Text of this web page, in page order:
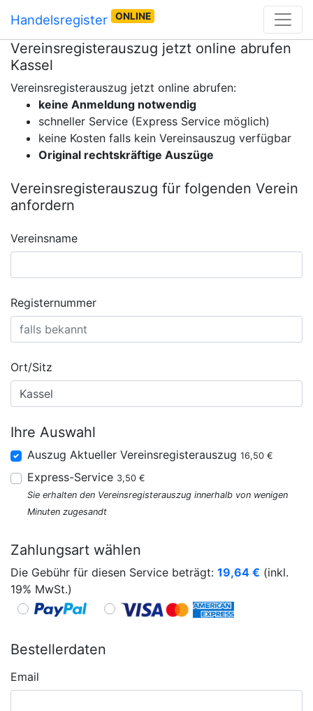
Handelsregister ONLINE
Vereinsregisterauszug jetzt online abrufen
Kassel
Vereinsregisterauszug jetzt online abrufen:
keine Anmeldung notwendig
schneller Service (Express Service möglich)
keine Kosten falls kein Vereinsauszug verfügbar
Original rechtskräftige Auszüge
Vereinsregisterauszug für folgenden Verein
anfordern
Vereinsname
Registernummer
Ort/Sitz
Ihre Auswahl
Auszug Aktueller Vereinsregisterauszug 16,50 €
Express-Service 3,50 €
Sie erhalten den Vereinsregisterauszug innerhalb von wenigen
Minuten zugesandt
Zahlungsart wählen
Die Gebühr für diesen Service beträgt: 19,64 € (inkl.
19% MwSt.)
Bestellerdaten
Email